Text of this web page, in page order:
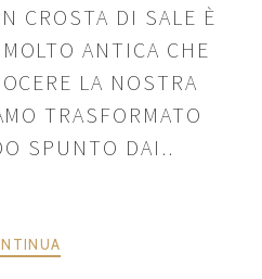
CROSTA DI SALE È
ANTICA CHE
LA NOSTRA
TRASFORMATO
SPUNTO DAI..